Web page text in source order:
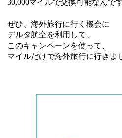
30,000マイルで交換可能なんです
ぜひ、海外旅行に行く機会に
デルタ航空を利用して、
このキャンペーンを使って、
マイルだけで海外旅行に行きま